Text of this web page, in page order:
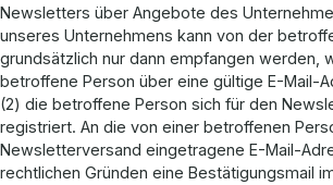
Newsletters über Angebote des
unseres Unternehmens kann von der
grundsätzlich nur dann empfangen werden,
betroffene Person über eine gültige E-Mail-
(2) die betroffene Person sich für den
registriert. An die von einer betroffenen
Newsletterversand eingetragene E-Mail-
rechtlichen Gründen eine Bestätigungsmail